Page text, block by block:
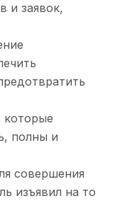
и заявок,
полны и
совершения
изъявил на то